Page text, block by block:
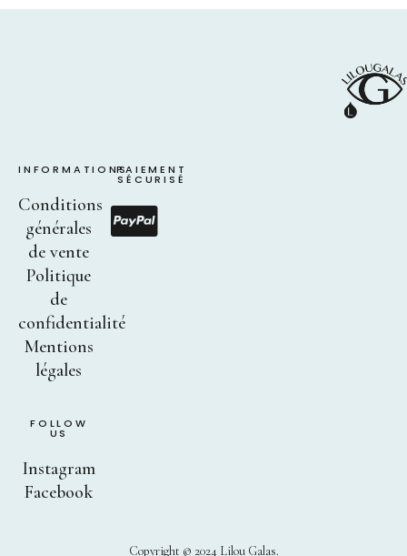
INFORMATIONS
Conditions
générales
de vente
Politique
de
confidentialité
Mentions
légales
PAIEMENT
SÉCURISÉ
FOLLOW
US
Instagram
Facebook
Copyright © 2024 Lilou Galas